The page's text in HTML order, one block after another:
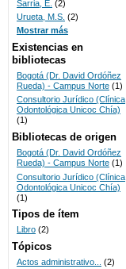
Sarria, E. (2)
Urueta, M.S. (2)
Mostrar más
Existencias en
bibliotecas
Bogotá (Dr. David Ordóñez
Rueda) - Campus Norte (1)
Consultorio Jurídico (Clínica
Odontológica Unicoc Chía)
(1)
Bibliotecas de origen
Bogotá (Dr. David Ordóñez
Rueda) - Campus Norte (1)
Consultorio Jurídico (Clínica
Odontológica Unicoc Chía)
(1)
Tipos de ítem
Libro (2)
Tópicos
Actos administrativo... (2)